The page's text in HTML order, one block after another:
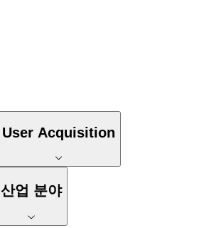
User Acquisition
산업 분야